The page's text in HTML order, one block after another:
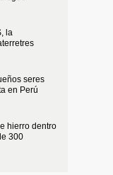
la
seres
en Perú
hierro dentro
300